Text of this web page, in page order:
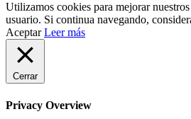
Utilizamos cookies para mejorar
usuario. Si continua navegando,
Aceptar Leer más
Cerrar
Privacy Overview